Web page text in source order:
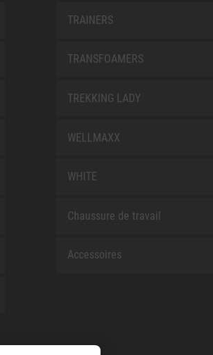
TRAINERS
TRANSFOAMERS
TREKKING LADY
WELLMAXX
WHITE
Chaussure de travail
Accessoires